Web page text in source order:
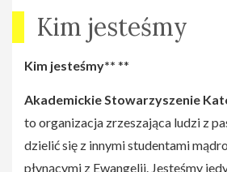
gośćmi Laboratorium Miłości byli o.
Chanowska-Dymlang - obrońca węzła
warszawskim Sądzie
Janusz Wardakowie oraz reżyser
Pierwszą konferencję "Okres godowy
strategia budowania trwałej relacji"
Kim jesteśmy
Kim jesteśmy** **
Akademickie Stowarzyszenie
to organizacja zrzeszająca ludzi z
dzielić się z innymi studentami
płynącymi z Ewangelii. Jesteśmy